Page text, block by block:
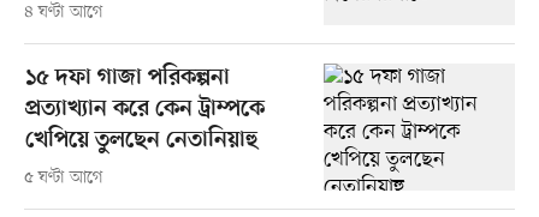
৪ ঘণ্টা আগে
১৫ দফা গাজা পরিকল্পনা
প্রত্যাখ্যান করে কেন ট্রাম্পকে
খেপিয়ে তুলছেন নেতানিয়াহু
৫ ঘণ্টা আগে